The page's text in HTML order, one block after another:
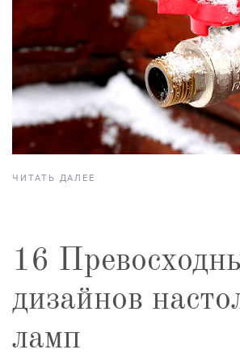
ЧИТАТЬ ДАЛЕЕ
16
дизайнов
ламп